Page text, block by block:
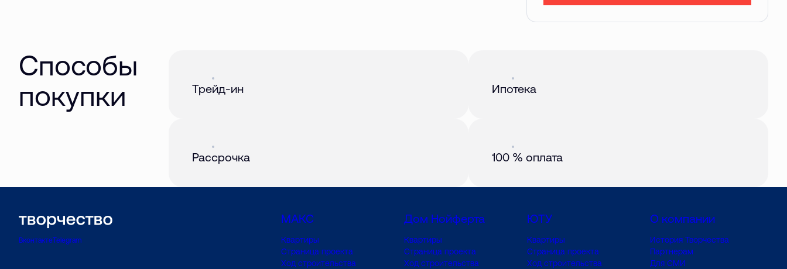
Способы
покупки
Трейд-ин
Рассрочка
Ипотека
100 % оплата
ВконтактеTelegram
МАКС
Квартиры
Страница проекта
Ход строительства
Дом Нойферта
Квартиры
Страница проекта
Ход строительства
ЮТУ
Квартиры
Страница проекта
Ход строительства
О компании
История Творчества
Партнерам
Для СМИ